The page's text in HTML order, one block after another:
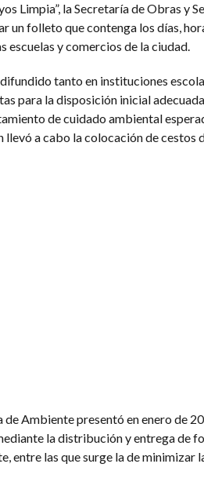
Limpia”, la Secretaría de Obras y
un folleto que contenga los días,
escuelas y comercios de la ciudad.
tanto en instituciones
para la disposición inicial
de cuidado ambiental
a cabo la colocación de cestos
Ambiente presentó en enero de
la distribución y entrega de
entre las que surge la de minimizar